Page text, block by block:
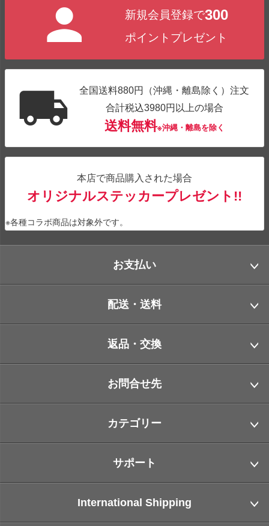
新規会員登録で300
ポイントプレゼント
全国送料880円（沖縄・離島除く）注文
合計税込3980円以上の場合
送料無料※沖縄・離島を除く
本店で商品購入された場合
オリジナルステッカープレゼント!!
※各種コラボ商品は対象外です。
お支払い
配送・送料
返品・交換
お問合せ先
カテゴリー
サポート
International Shipping